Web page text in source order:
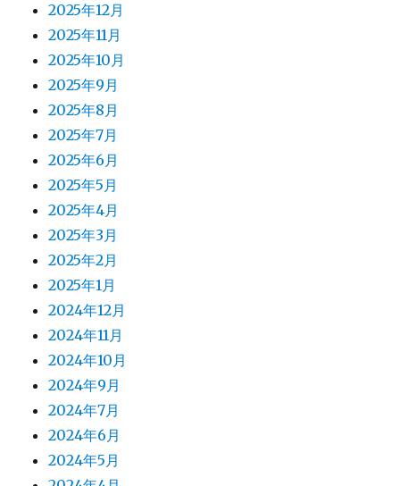
2025年12月
2025年11月
2025年10月
2025年9月
2025年8月
2025年7月
2025年6月
2025年5月
2025年4月
2025年3月
2025年2月
2025年1月
2024年12月
2024年11月
2024年10月
2024年9月
2024年7月
2024年6月
2024年5月